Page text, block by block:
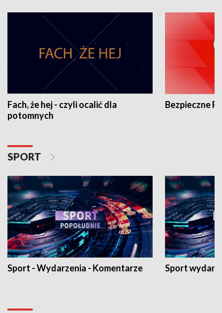
Fach, że hej - czyli ocalić dla
potomnych
Bezpieczne
SPORT
Sport - Wydarzenia - Komentarze Sport